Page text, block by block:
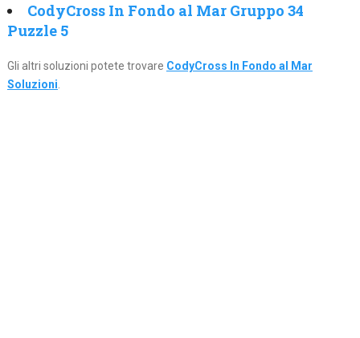
CodyCross In Fondo al Mar Gruppo 34
Puzzle 5
Gli altri soluzioni potete trovare CodyCross In Fondo al Mar
Soluzioni.